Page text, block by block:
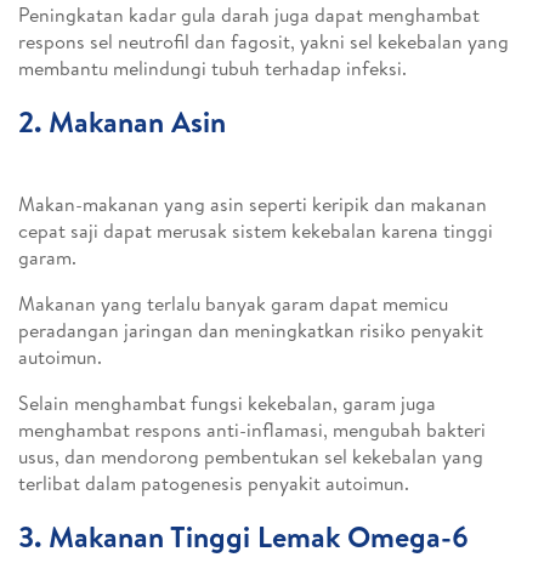
Peningkatan kadar gula darah juga dapat menghambat
respons sel neutrofil dan fagosit, yakni sel kekebalan yang
membantu melindungi tubuh terhadap infeksi.
2. Makanan Asin
Makan-makanan yang asin seperti keripik dan makanan
cepat saji dapat merusak sistem kekebalan karena tinggi
garam.
Makanan yang terlalu banyak garam dapat memicu
peradangan jaringan dan meningkatkan risiko penyakit
autoimun.
Selain menghambat fungsi kekebalan, garam juga
menghambat respons anti-inflamasi, mengubah bakteri
usus, dan mendorong pembentukan sel kekebalan yang
terlibat dalam patogenesis penyakit autoimun.
3. Makanan Tinggi Lemak Omega-6